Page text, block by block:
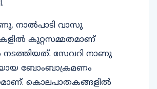
നാൽപാടി വാസു
കുറ്റസമ്മതമാണ്
സേവറി നാണു
ബോംബാക്രമണം
കൊലപാതകങ്ങളിൽ